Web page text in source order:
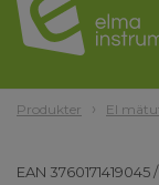
Produkter El
EAN 3760171419045/